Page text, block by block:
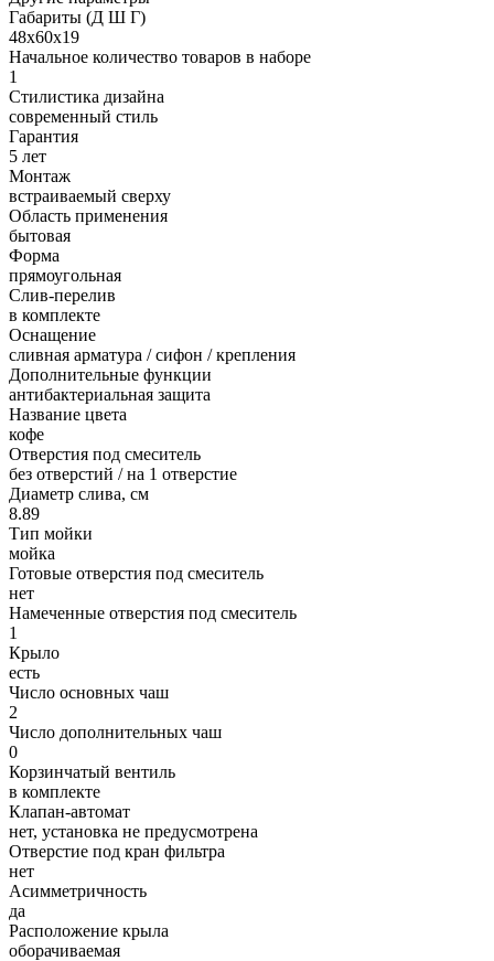
Габариты (Д Ш Г)
48х60х19
Начальное количество товаров в наборе
1
Стилистика дизайна
современный стиль
Гарантия
5 лет
Монтаж
встраиваемый сверху
Область применения
бытовая
Форма
прямоугольная
Слив-перелив
в комплекте
Оснащение
сливная арматура / сифон / крепления
Дополнительные функции
антибактериальная защита
Название цвета
кофе
Отверстия под смеситель
без отверстий / на 1 отверстие
Диаметр слива, см
8.89
Тип мойки
мойка
Готовые отверстия под смеситель
нет
Намеченные отверстия под смеситель
1
Крыло
есть
Число основных чаш
2
Число дополнительных чаш
0
Корзинчатый вентиль
в комплекте
Клапан-автомат
нет, установка не предусмотрена
Отверстие под кран фильтра
нет
Асимметричность
да
Расположение крыла
оборачиваемая